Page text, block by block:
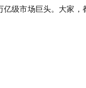
亿级市场巨头。大家，